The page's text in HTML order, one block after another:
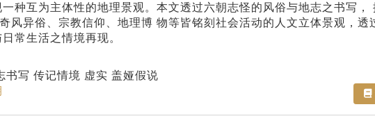
种互为主体性的地理景观。本文透过六朝志怪的风俗与地志之书写，
风异俗、宗教信仰、地理博 物等皆铭刻社会活动的人文立体景观，透
常生活之情境再现。
书写 传记情境 虚实 盖娅假说